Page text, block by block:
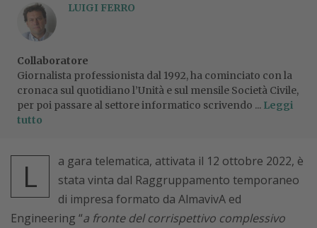
LUIGI FERRO
Collaboratore
Giornalista professionista dal 1992, ha cominciato con la
cronaca sul quotidiano l’Unità e sul mensile Società Civile,
per poi passare al settore informatico scrivendo ... Leggi
tutto
L
a gara telematica, attivata il 12 ottobre 2022, è
stata vinta dal Raggruppamento temporaneo
di impresa formato da AlmavivA ed
Engineering “a fronte del corrispettivo complessivo